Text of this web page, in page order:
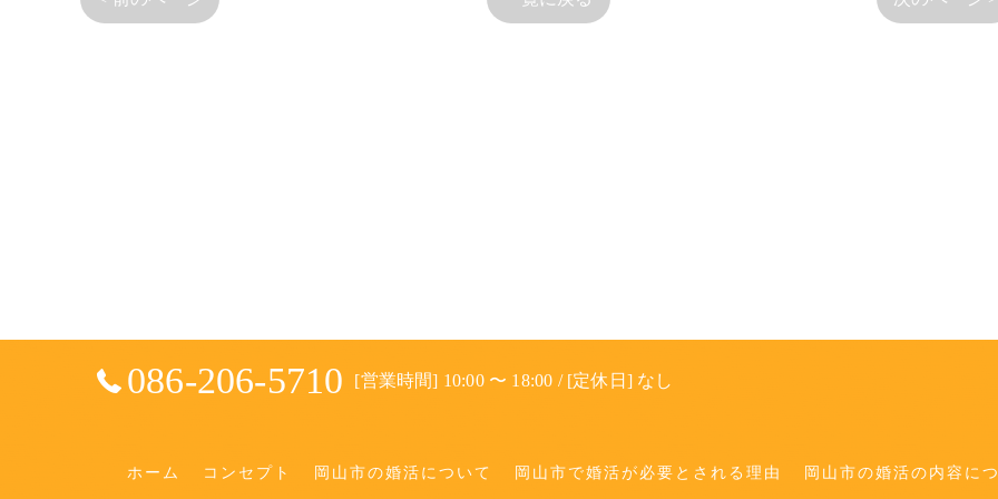
086-206-5710 [営業時間] 10:00 〜 18:00 / [定休日] なし
ホーム コンセプト 岡山市の婚活について 岡山市で婚活が必要とされる理由 岡山市の婚活の内容に